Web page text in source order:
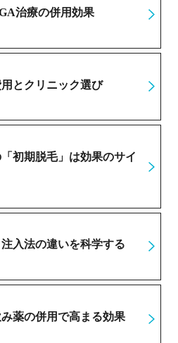
治療の併用効果
とクリニック選び
初期脱毛」は効果のサイ
入法の違いを科学する
薬の併用で高まる効果